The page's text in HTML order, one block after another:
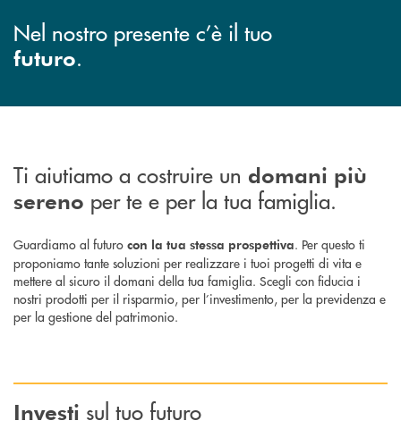
Nel nostro presente c’è il tuo
futuro.
Ti aiutiamo a costruire un domani più
sereno per te e per la tua famiglia.
Guardiamo al futuro con la tua stessa prospettiva. Per questo ti
proponiamo tante soluzioni per realizzare i tuoi progetti di vita e
mettere al sicuro il domani della tua famiglia. Scegli con fiducia i
nostri prodotti per il risparmio, per l’investimento, per la previdenza e
per la gestione del patrimonio.
Investi sul tuo futuro